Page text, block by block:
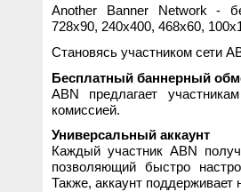
Another Banner Network -
728x90, 240x400, 468x60,
Становясь участником сети
Бесплатный баннерный
ABN предлагает
комиссией.
Универсальный аккаунт
Каждый участник ABN
позволяющий быстро
Также, аккаунт поддерживает